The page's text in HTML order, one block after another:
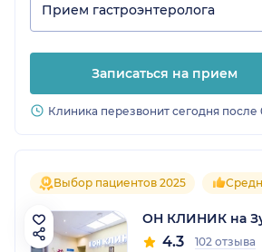
Прием гастроэнтеролога
Записаться на прием
Клиника перезвонит сегодня после
Выбор пациентов 2025
ОН КЛИНИК на
4.3 102 отзыва